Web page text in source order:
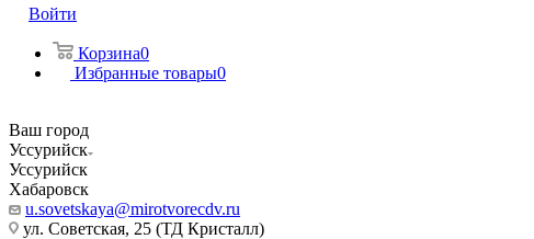
Войти
Корзина0
Избранные товары0
Ваш город
Уссурийск
Уссурийск
Хабаровск
u.sovetskaya@mirotvorecdv.ru
ул. Советская, 25 (ТД Кристалл)